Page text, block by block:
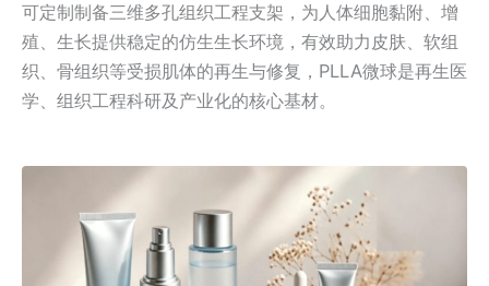
可定制制备三维多孔组织工程支架，为人体细胞黏附、增
殖、生长提供稳定的仿生生长环境，有效助力皮肤、软组
织、骨组织等受损肌体的再生与修复，PLLA微球是再生医
学、组织工程科研及产业化的核心基材。